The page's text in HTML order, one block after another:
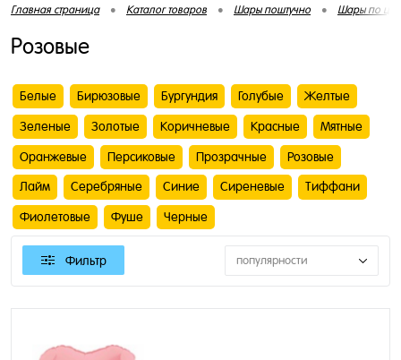
Главная страница • Каталог товаров • Шары поштучно • Шары по
Розовые
Белые Бирюзовые Бургундия Голубые Желтые
Зеленые Золотые Коричневые Красные Мятные
Оранжевые Персиковые Прозрачные Розовые
Лайм Серебряные Синие Сиреневые Тиффани
Фиолетовые Фуше Черные
Фильтр популярности